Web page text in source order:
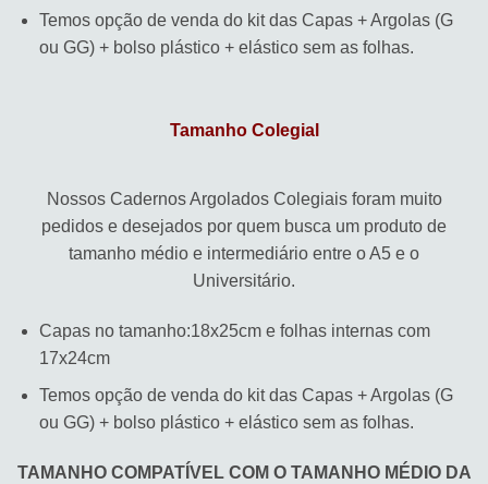
Temos opção de venda do kit das Capas + Argolas (G
ou GG) + bolso plástico + elástico sem as folhas.
Tamanho Colegial
Nossos Cadernos Argolados Colegiais foram muito
pedidos e desejados por quem busca um produto de
tamanho médio e intermediário entre o A5 e o
Universitário.
Capas no tamanho:18x25cm e folhas internas com
17x24cm
Temos opção de venda do kit das Capas + Argolas (G
ou GG) + bolso plástico + elástico sem as folhas.
TAMANHO COMPATÍVEL COM O TAMANHO MÉDIO DA